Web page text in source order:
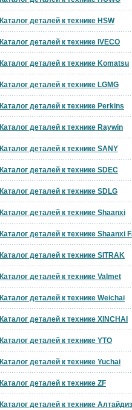
Каталог деталей к технике HSW
Каталог деталей к технике IVECO
Каталог деталей к технике Komatsu
Каталог деталей к технике LGMG
Каталог деталей к технике Perkins
Каталог деталей к технике Raywin
Каталог деталей к технике SANY
Каталог деталей к технике SDEC
Каталог деталей к технике SDLG
Каталог деталей к технике Shaanxi
Каталог деталей к технике Shaanxi
Каталог деталей к технике SITRAK
Каталог деталей к технике Valmet
Каталог деталей к технике Weichai
Каталог деталей к технике XINCHAI
Каталог деталей к технике YTO
Каталог деталей к технике Yuchai
Каталог деталей к технике ZF
Каталог деталей к технике